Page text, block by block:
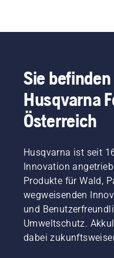
Sie
Husqvarna
Österreich
Husqvarna ist seit
Innovation
Produkte für Wald,
wegweisenden
und
Umweltschutz.
dabei